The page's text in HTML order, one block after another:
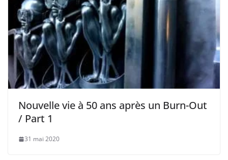
Nouvelle vie à 50 ans après un Burn-Out
/ Part 1
31 mai 2020